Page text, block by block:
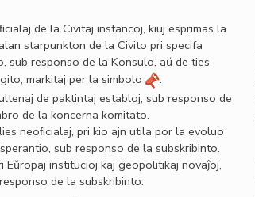
de la Civitaj instancoj, kiuj esprimas la
starpunkton de la Civito pri specifa
sub responso de la Konsulo, aŭ de ties
markitaj per la simbolo
.
de paktintaj establoj, sub responso de
de la koncerna komitato.
neoﬁcialaj, pri kio ajn utila por la evoluo
sub responso de la subskribinto.
Eŭropaj institucioj kaj geopolitikaj novaĵoj,
de la subskribinto.